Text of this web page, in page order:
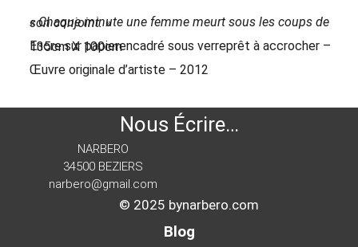
« Chaque minute une femme meurt sous les coups de son conjoint. »
Encre sur papierencadré sous verreprêt à accrocher – 135cm X 100cm
Œuvre originale d’artiste – 2012
Nous Écrire…
NARBERO
34500 BEZIERS
narbero@gmail.com
© 2025 bynarbero.com
Blog